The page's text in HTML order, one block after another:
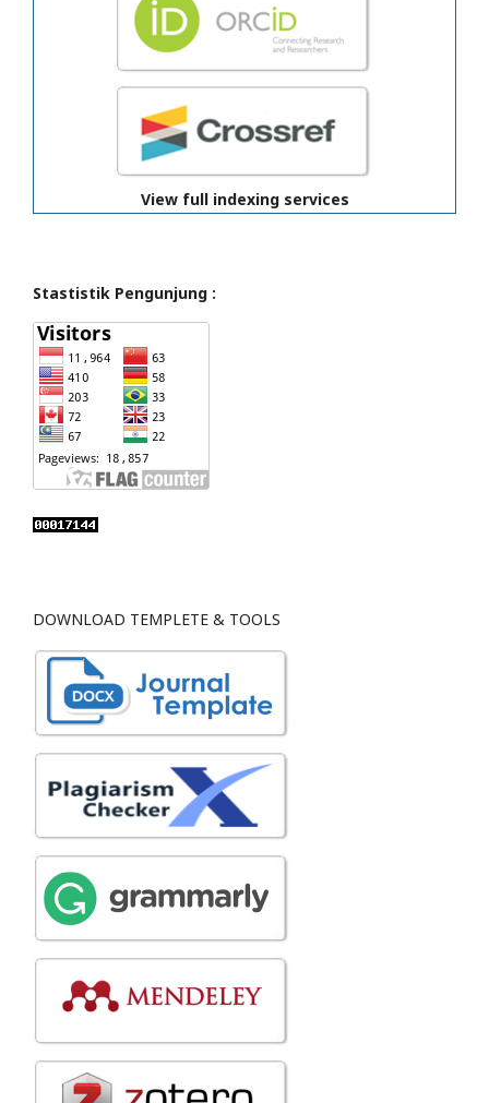
View full indexing services
Stastistik Pengunjung :
DOWNLOAD TEMPLETE & TOOLS